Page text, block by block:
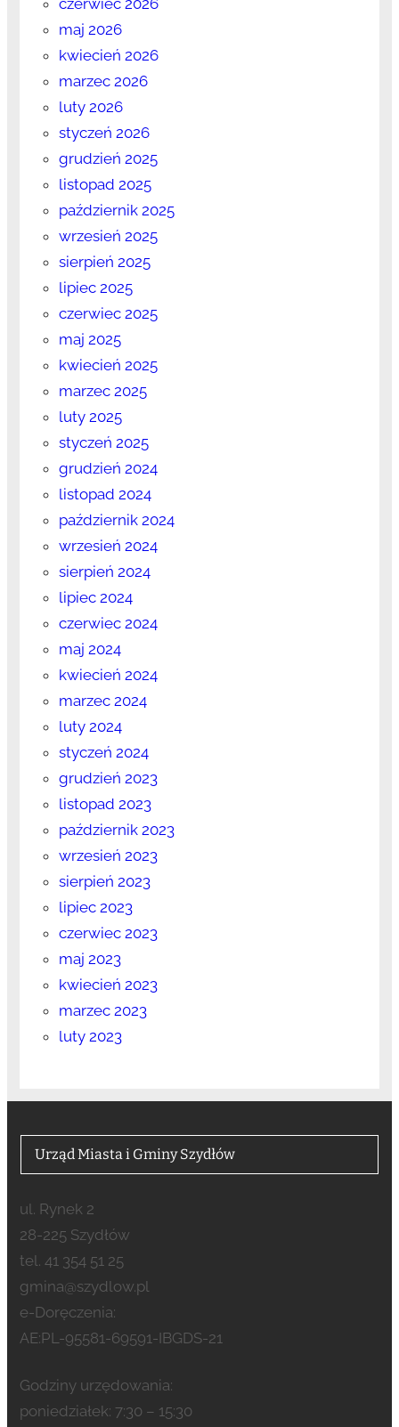
czerwiec 2026
maj 2026
kwiecień 2026
marzec 2026
luty 2026
styczeń 2026
grudzień 2025
listopad 2025
październik 2025
wrzesień 2025
sierpień 2025
lipiec 2025
czerwiec 2025
maj 2025
kwiecień 2025
marzec 2025
luty 2025
styczeń 2025
grudzień 2024
listopad 2024
październik 2024
wrzesień 2024
sierpień 2024
lipiec 2024
czerwiec 2024
maj 2024
kwiecień 2024
marzec 2024
luty 2024
styczeń 2024
grudzień 2023
listopad 2023
październik 2023
wrzesień 2023
sierpień 2023
lipiec 2023
czerwiec 2023
maj 2023
kwiecień 2023
marzec 2023
luty 2023
Urząd Miasta i Gminy Szydłów
ul. Rynek 2
28-225 Szydłów
tel. 41 354 51 25
gmina@szydlow.pl
e-Doręczenia:
AE:PL-95581-69591-IBGDS-21
Godziny urzędowania:
poniedziałek: 7:30 – 15:30